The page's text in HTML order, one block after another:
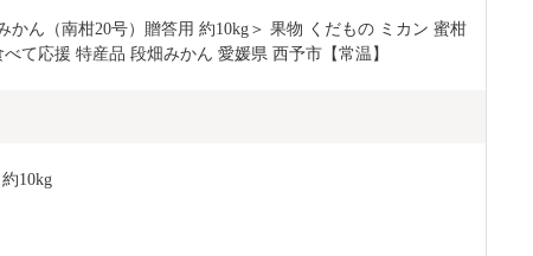
かん（南柑20号）贈答用 約10kg＞ 果物 くだもの ミカン 蜜柑
て応援 特産品 段畑みかん 愛媛県 西予市【常温】
10kg